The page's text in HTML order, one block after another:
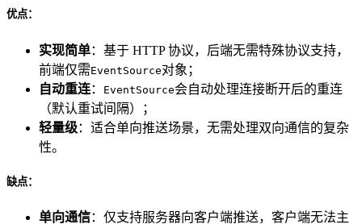
优点：
实现简单：基于 HTTP 协议，后端无需特殊协议支持，
前端仅需EventSource对象；
自动重连： EventSource会自动处理连接断开后的重连
（默认重试间隔）；
轻量级：适合单向推送场景，无需处理双向通信的复杂
性。
缺点：
单向通信：仅支持服务器向客户端推送，客户端无法主